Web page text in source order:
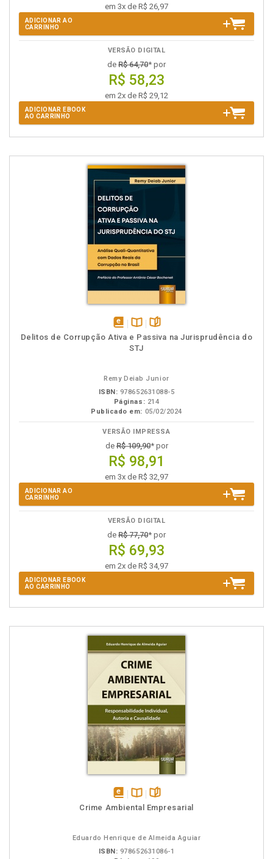
em 3x de R$ 26,97
ADICIONAR AO
CARRINHO
VERSÃO DIGITAL
de R$ 64,70* por
R$ 58,23
em 2x de R$ 29,12
ADICIONAR EBOOK
AO CARRINHO
disponível
Disponível
na
páginas
Delitos de Corrupção Ativa e Passiva na Jurisprudência do
STJ
Remy Deiab Junior
ISBN: 978652631088-5
Páginas: 214
Publicado em: 05/02/2024
VERSÃO IMPRESSA
deR$ 109,90* por
R$ 98,91
em 3x de R$ 32,97
ADICIONAR AO
CARRINHO
VERSÃO DIGITAL
de R$ 77,70* por
R$ 69,93
em 2x de R$ 34,97
ADICIONAR EBOOK
AO CARRINHO
disponívelDisponível
páginas
Crime Ambiental Empresarial
Eduardo Henrique de Almeida Aguiar
ISBN: 978652631086-1